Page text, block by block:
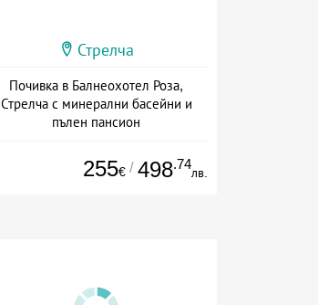
Стрелча
Почивка в Балнеохотел Роза,
Стрелча с минерални басейни и
пълен пансион
255€ / 498.74
лв.